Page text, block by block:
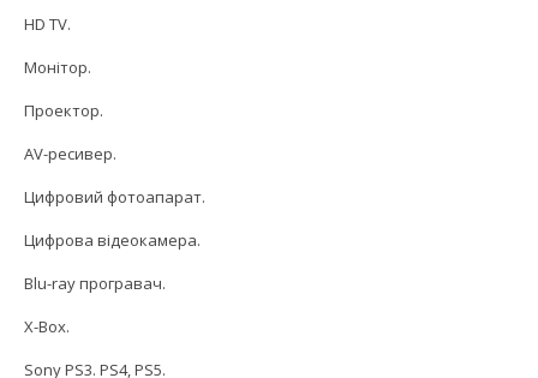
HD TV.
Монітор.
Проектор.
AV-ресивер.
Цифровий фотоапарат.
Цифрова відеокамера.
Blu-ray програвач.
X-Box.
Sony PS3. PS4, PS5.